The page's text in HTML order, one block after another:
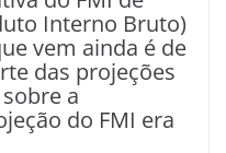
Interno Bruto)
vem ainda é de
das projeções
a
do FMI era